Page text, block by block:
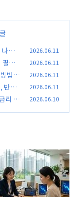
나는
2026.06.11
필수
2026.06.11
법,
2026.06.11
반드
2026.06.11
리 비
2026.06.10